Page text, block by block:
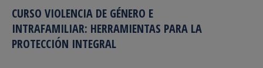
CURSO VIOLENCIA DE GÉNERO E
INTRAFAMILIAR: HERRAMIENTAS PARA LA
PROTECCIÓN INTEGRAL